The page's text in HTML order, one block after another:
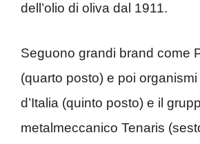
dell’olio di oliva dal 1911.
Seguono grandi brand come
(quarto posto) e poi
d’Italia (quinto posto) e il
metalmeccanico Tenaris